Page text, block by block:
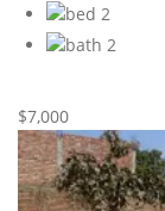
2
2
$7,000